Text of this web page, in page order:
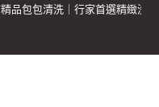
品包包清洗｜行家首選精緻洗